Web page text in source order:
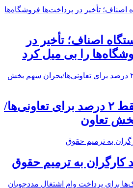
اصناف؛ تأخیر در
را بی میل کرد
واگذاری‌ها؛ فقط ۲ درصد برای تعاونی‌ها/
تعاون
کارگران به ترمیم حقوق